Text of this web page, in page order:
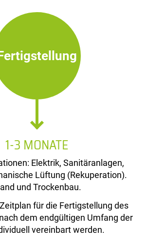
1-3 MONATE
Elektrik, Sanitäranlagen,
Lüftung (Rekuperation).
und Trockenbau.
für die Fertigstellung des
dem endgültigen Umfang der
vereinbart werden.